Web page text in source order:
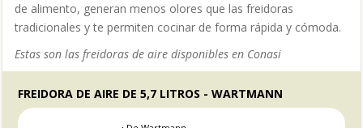
de alimento, generan menos olores que las freidoras
tradicionales y te permiten cocinar de forma rápida y cómoda.
Estas son las freidoras de aire disponibles en Conasi
FREIDORA DE AIRE DE 5,7 LITROS - WARTMANN